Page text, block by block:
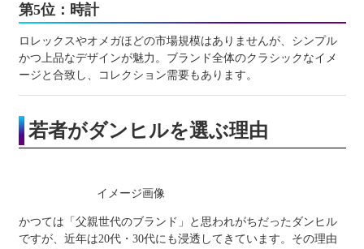
第5位：時計
ロレックスやオメガほどの市場規模はありませんが、シンプル
かつ上品なデザインが魅力。ブランド全体のクラシックなイメ
ージと合致し、コレクション需要もあります。
若者がダンヒルを選ぶ理由
イメージ画像
かつては「父親世代のブランド」と思われがちだったダンヒル
ですが、近年は20代・30代にも浸透してきています。その理由